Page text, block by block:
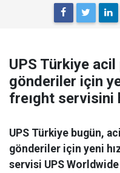
UPS Türkiye acil
gönderiler için
freıght servisini
UPS Türkiye bugün,
gönderiler için yeni
servisi UPS